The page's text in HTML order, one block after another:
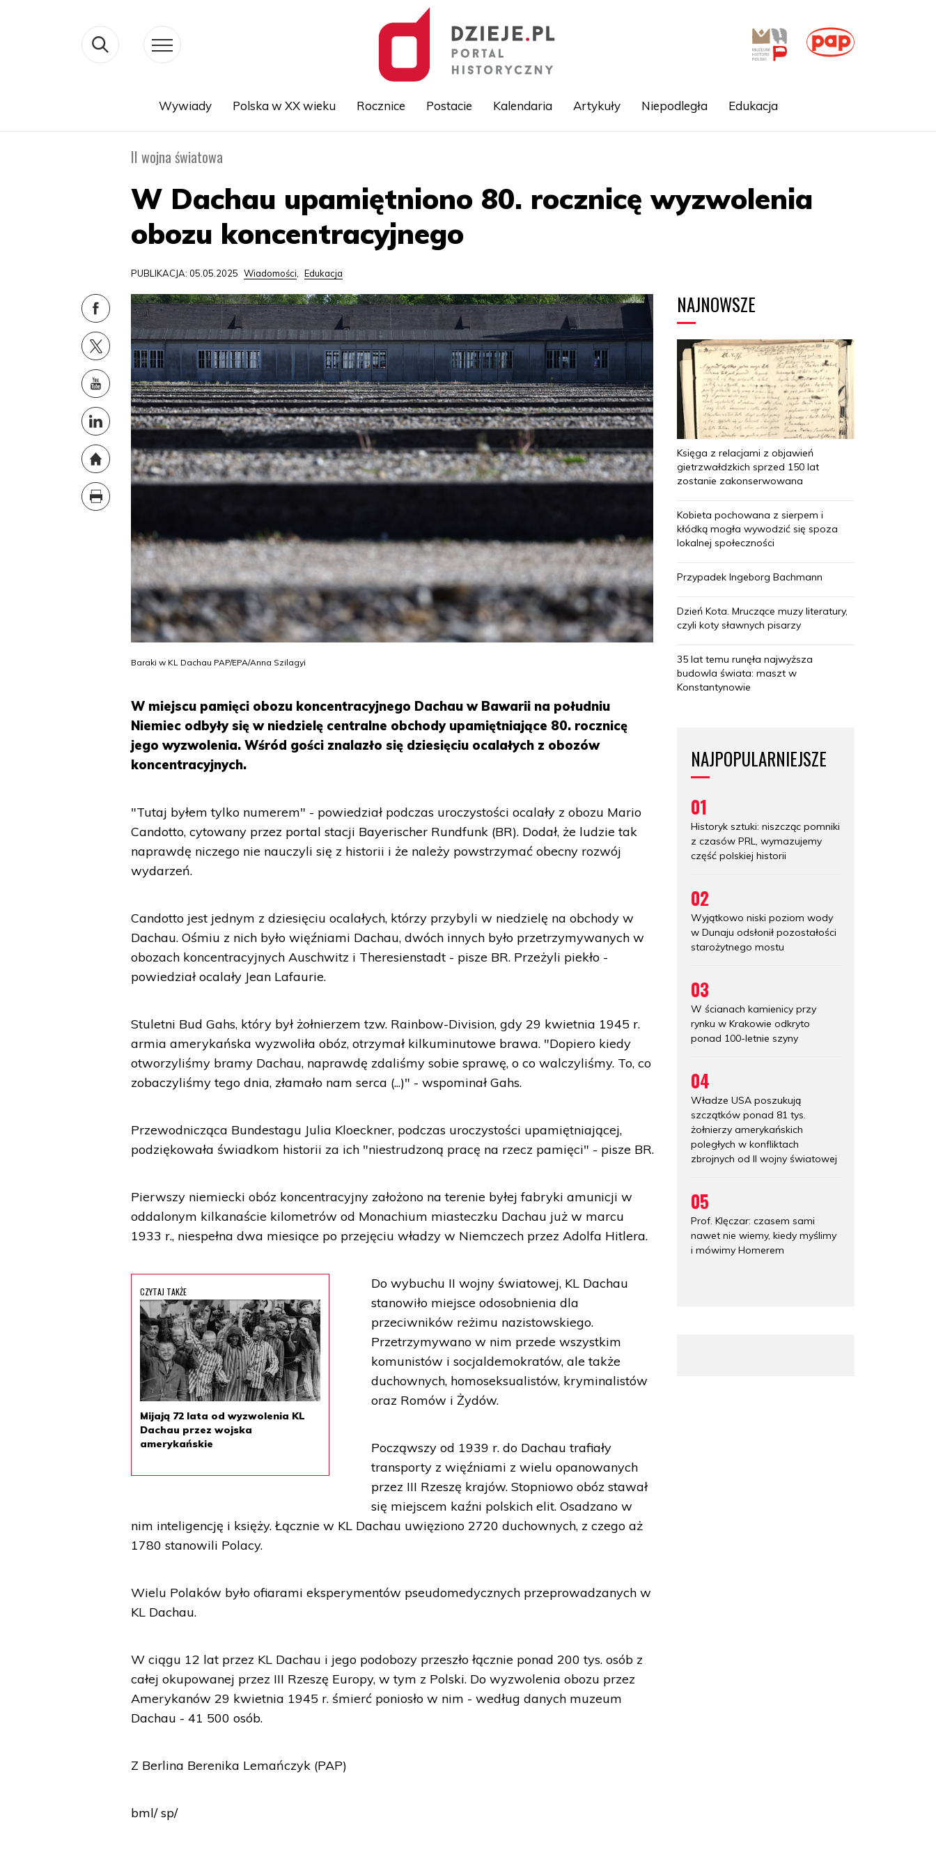
Wywiady Polska w XX wieku Rocznice Postacie Kalendaria Artykuły Niepodległa Edukacja
II wojna światowa
W Dachau upamiętniono 80. rocznicę wyzwolenia
obozu koncentracyjnego
PUBLIKACJA: 05.05.2025 Wiadomości, Edukacja
Baraki w KL Dachau PAP/EPA/Anna Szilagyi
W miejscu pamięci obozu koncentracyjnego Dachau w Bawarii na południu
Niemiec odbyły się w niedzielę centralne obchody upamiętniające 80. rocznicę
jego wyzwolenia. Wśród gości znalazło się dziesięciu ocalałych z obozów
koncentracyjnych.
"Tutaj byłem tylko numerem" - powiedział podczas uroczystości ocalały z obozu Mario
Candotto, cytowany przez portal stacji Bayerischer Rundfunk (BR). Dodał, że ludzie tak
naprawdę niczego nie nauczyli się z historii i że należy powstrzymać obecny rozwój
wydarzeń.
Candotto jest jednym z dziesięciu ocalałych, którzy przybyli w niedzielę na obchody w
Dachau. Ośmiu z nich było więźniami Dachau, dwóch innych było przetrzymywanych w
obozach koncentracyjnych Auschwitz i Theresienstadt - pisze BR. Przeżyli piekło -
powiedział ocalały Jean Lafaurie.
Stuletni Bud Gahs, który był żołnierzem tzw. Rainbow-Division, gdy 29 kwietnia 1945 r.
armia amerykańska wyzwoliła obóz, otrzymał kilkuminutowe brawa. "Dopiero kiedy
otworzyliśmy bramy Dachau, naprawdę zdaliśmy sobie sprawę, o co walczyliśmy. To, co
zobaczyliśmy tego dnia, złamało nam serca (...)" - wspominał Gahs.
Przewodnicząca Bundestagu Julia Kloeckner, podczas uroczystości upamiętniającej,
podziękowała świadkom historii za ich "niestrudzoną pracę na rzecz pamięci" - pisze BR.
Pierwszy niemiecki obóz koncentracyjny założono na terenie byłej fabryki amunicji w
oddalonym kilkanaście kilometrów od Monachium miasteczku Dachau już w marcu
1933 r., niespełna dwa miesiące po przejęciu władzy w Niemczech przez Adolfa Hitlera.
CZYTAJ TAKŻE
Mijają 72 lata od wyzwolenia KL
Dachau przez wojska
amerykańskie
Do wybuchu II wojny światowej, KL Dachau
stanowiło miejsce odosobnienia dla
przeciwników reżimu nazistowskiego.
Przetrzymywano w nim przede wszystkim
komunistów i socjaldemokratów, ale także
duchownych, homoseksualistów, kryminalistów
oraz Romów i Żydów.
Począwszy od 1939 r. do Dachau trafiały
transporty z więźniami z wielu opanowanych
przez III Rzeszę krajów. Stopniowo obóz stawał
się miejscem kaźni polskich elit. Osadzano w
nim inteligencję i księży. Łącznie w KL Dachau uwięziono 2720 duchownych, z czego aż
1780 stanowili Polacy.
Wielu Polaków było ofiarami eksperymentów pseudomedycznych przeprowadzanych w
KL Dachau.
W ciągu 12 lat przez KL Dachau i jego podobozy przeszło łącznie ponad 200 tys. osób z
całej okupowanej przez III Rzeszę Europy, w tym z Polski. Do wyzwolenia obozu przez
Amerykanów 29 kwietnia 1945 r. śmierć poniosło w nim - według danych muzeum
Dachau - 41 500 osób.
Z Berlina Berenika Lemańczyk (PAP)
bml/ sp/
NAJNOWSZE
Księga z relacjami z objawień
gietrzwałdzkich sprzed 150 lat
zostanie zakonserwowana
Kobieta pochowana z sierpem i
kłódką mogła wywodzić się spoza
lokalnej społeczności
Przypadek Ingeborg Bachmann
Dzień Kota. Mruczące muzy literatury,
czyli koty sławnych pisarzy
35 lat temu runęła najwyższa
budowla świata: maszt w
Konstantynowie
NAJPOPULARNIEJSZE
01
Historyk sztuki: niszcząc pomniki
z czasów PRL, wymazujemy
część polskiej historii
02
Wyjątkowo niski poziom wody
w Dunaju odsłonił pozostałości
starożytnego mostu
03
W ścianach kamienicy przy
rynku w Krakowie odkryto
ponad 100-letnie szyny
04
Władze USA poszukują
szczątków ponad 81 tys.
żołnierzy amerykańskich
poległych w konfliktach
zbrojnych od II wojny światowej
05
Prof. Klęczar: czasem sami
nawet nie wiemy, kiedy myślimy
i mówimy Homerem